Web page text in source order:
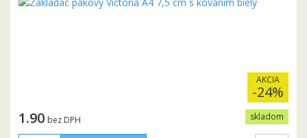
AKCIA
-24%
skladom
1.90 bez DPH